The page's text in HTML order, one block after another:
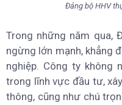
Đảng bộ HHV
Trong những năm qua,
ngừng lớn mạnh, khẳng
nghiệp. Công ty không
trong lĩnh vực đầu tư,
thông, cũng như chú